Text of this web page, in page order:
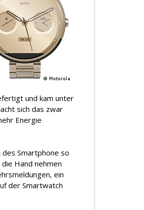
und kam unter
sich das zwar
Energie
Smartphone so
Hand nehmen
ein
der Smartwatch